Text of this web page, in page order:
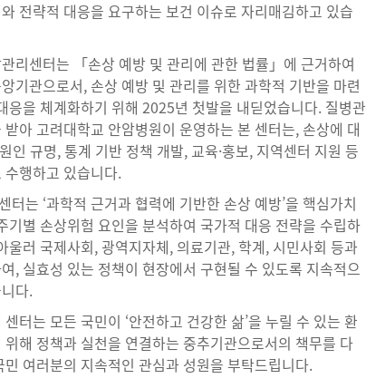
전략적 대응을 요구하는 보건 이슈로 자리매김하고 있습
리센터는 「손상 예방 및 관리에 관한 법률」에 근거하여
기관으로서, 손상 예방 및 관리를 위한 과학적 기반을 마련
응을 체계화하기 위해 2025년 첫발을 내딛었습니다. 질병관
받아 고려대학교 안암병원이 운영하는 본 센터는, 손상에 대
인 규명, 통계 기반 정책 개발, 교육·홍보, 지역센터 지원 등
행하고 있습니다.
터는 ‘과학적 근거과 협력에 기반한 손상 예방’을 핵심가치
기별 손상위험 요인을 분석하여 국가적 대응 전략을 수립하
울러 국제사회, 광역지자체, 의료기관, 학계, 시민사회 등과
, 실효성 있는 정책이 현장에서 구현될 수 있도록 지속적으
다.
터는 모든 국민이 ‘안전하고 건강한 삶’을 누릴 수 있는 환
위해 정책과 실천을 연결하는 중추기관으로서의 책무를 다
여러분의 지속적인 관심과 성원을 부탁드립니다.